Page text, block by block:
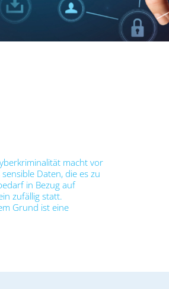
macht vor
Daten, die es zu
in Bezug auf
zufällig statt.
Grund ist eine